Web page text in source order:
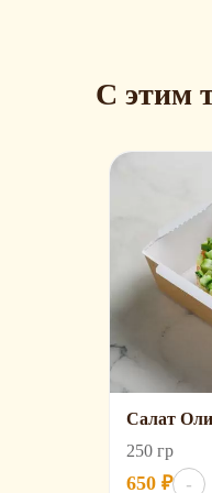
С этим
Салат
250 гр
650 ₽ -